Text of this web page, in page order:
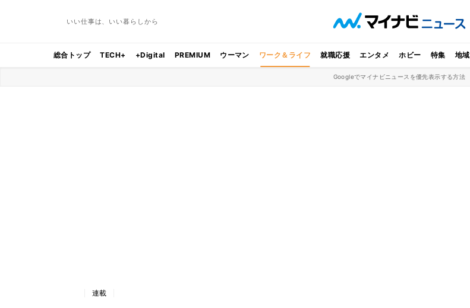
いい仕事は、いい暮らしから
総合トップ TECH+ +Digital PREMIUM ウーマン ワーク＆ライフ 就職応援 エンタメ ホビー 特集 地
Googleでマイナビニュースを優先表示する方法
連載